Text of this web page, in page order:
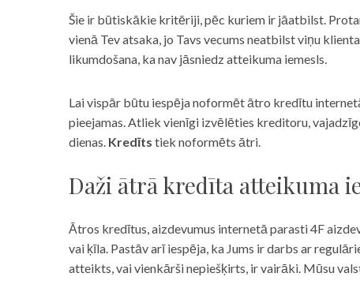
Šie ir būtiskākie kritēriji, pēc kuriem ir jāatbilst.
vienā Tev atsaka, jo Tavs vecums neatbilst viņu
likumdošana, ka nav jāsniedz atteikuma iemesls.
Lai vispār būtu iespēja noformēt ātro kredītu
pieejamas. Atliek vienīgi izvēlēties kreditoru,
dienas. Kredīts tiek noformēts ātri.
Daži ātrā kredīta atteikuma
Ātros kredītus, aizdevumus internetā parasti 4F
vai ķīla. Pastāv arī iespēja, ka Jums ir darbs ar
atteikts, vai vienkārši nepiešķirts, ir vairāki. Mūsu